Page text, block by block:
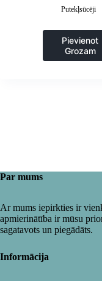
Putekļsūcēji
Pievienot
Grozam
Par mums
Ar mums iepirkties ir
apmierinātība ir mūsu
sagatavots un piegādāts.
Informācija